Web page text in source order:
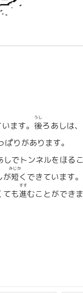
ます。 後
うし
ろあしは
ぱりがあります。
しでトンネルをほる
が短
みじか
くできています。
ても進
すす
むことができ